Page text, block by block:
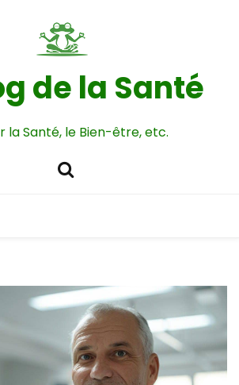
de la Santé
la Santé, le Bien-être, etc.